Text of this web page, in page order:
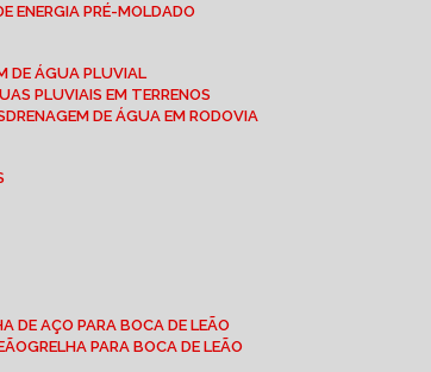
ENERGIA PRÉ-MOLDADO
DE ÁGUA PLUVIAL
PLUVIAIS EM TERRENOS
DRENAGEM DE ÁGUA EM RODOVIA
DE AÇO PARA BOCA DE LEÃO
GRELHA PARA BOCA DE LEÃO